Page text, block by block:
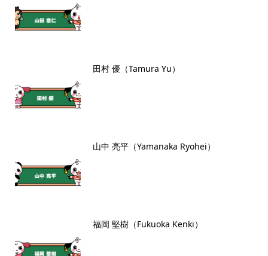
田村 優（Tamura Yu）
山中 亮平（Yamanaka Ryohei）
福岡 堅樹（Fukuoka Kenki）